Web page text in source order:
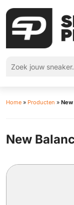
Home » Producten » New
New